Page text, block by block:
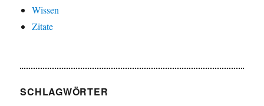
Wissen
Zitate
SCHLAGWÖRTER